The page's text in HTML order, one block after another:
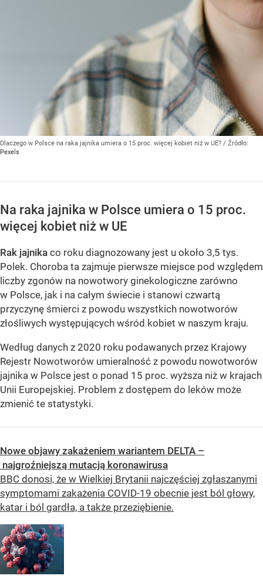
Dlaczego w Polsce na raka jajnika umiera o 15 proc. więcej kobiet niż w UE? / Źródło:
Pexels
Na raka jajnika w Polsce umiera o 15 proc.
więcej kobiet niż w UE
Rak jajnika co roku diagnozowany jest u około 3,5 tys.
Polek. Choroba ta zajmuje pierwsze miejsce pod względem
liczby zgonów na nowotwory ginekologiczne zarówno
w Polsce, jak i na całym świecie i stanowi czwartą
przyczynę śmierci z powodu wszystkich nowotworów
złośliwych występujących wśród kobiet w naszym kraju.
Według danych z 2020 roku podawanych przez Krajowy
Rejestr Nowotworów umieralność z powodu nowotworów
jajnika w Polsce jest o ponad 15 proc. wyższa niż w krajach
Unii Europejskiej. Problem z dostępem do leków może
zmienić te statystyki.
Nowe objawy zakażeniem wariantem DELTA –
najgroźniejszą mutacją koronawirusa
BBC donosi, że w Wielkiej Brytanii najczęściej zgłaszanymi
symptomami zakażenia COVID-19 obecnie jest ból głowy,
katar i ból gardła, a także przeziębienie.